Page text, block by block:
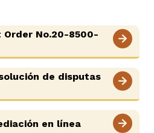
Order No.20-8500-
de disputas
en línea